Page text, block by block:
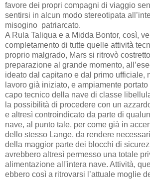
favore dei propri compagni di viaggio
sentirsi in alcun modo stereotipata
misogino patriarcato.
A Rula Taliqua e a Midda Bontor, così,
completamento di tutte quelle attività
proprio malgrado, Mars si ritrovò
preparazione al grande momento,
ideato dal capitano e dal primo ufficiale,
lavoro già iniziato, e ampiamente portato
capo tecnico della nave di classe
la possibilità di procedere con un
e altresì controindicato da parte di
nave, al punto tale, per come già in
dello stesso Lange, da rendere
della maggior parte dei blocchi di
avrebbero altresì permesso una totale
alimentazione all'intera nave. Attività,
ebbero così a ritrovarsi l’attuale moglie